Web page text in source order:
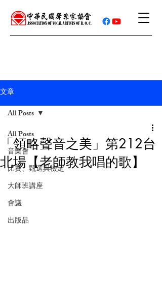
文章
All Posts
音樂會
比賽、甄選與檢定
大師班講座
會議
出版品
All Posts
「領略聲音之美」第212台
北場【老師教我唱的歌】